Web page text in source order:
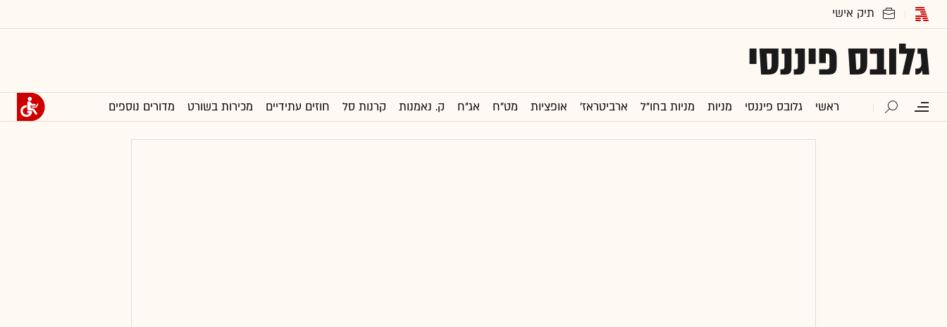
גלובס פיננסי
ראשי גלובס פיננסי מניות מניות בחו"ל ארביטראז' אופציות מט"ח אג"ח ק. נאמנות קרנות סל חוזים עתידיים מכירות בשורט מדורים נוספים